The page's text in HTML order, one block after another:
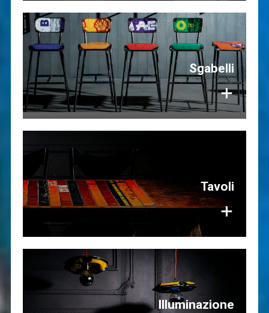
Sgabelli
+
Tavoli
+
Illuminazione